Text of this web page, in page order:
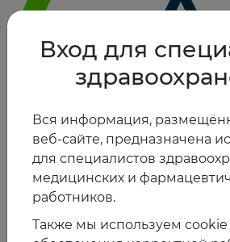
Вход для
Вся информация,
веб-сайте, предназначена
для специалистов
медицинских и
работников.
Также мы используем cookie